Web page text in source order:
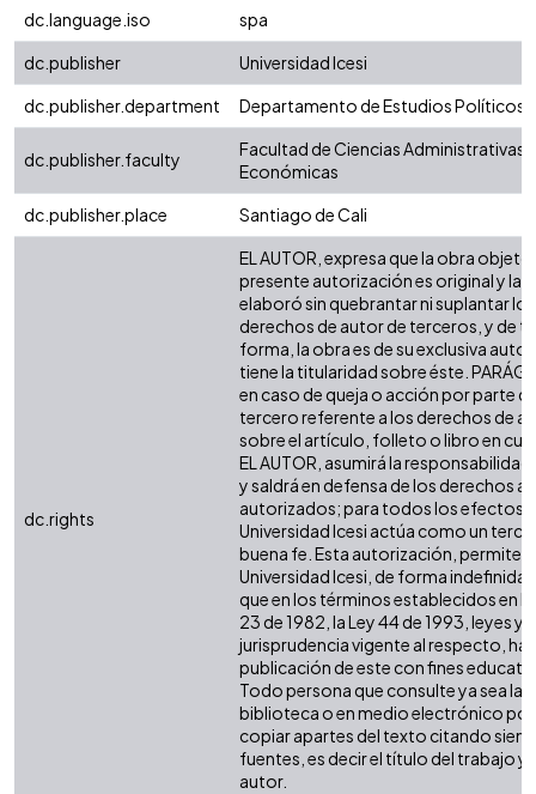
dc.language.iso
spa
dc.publisher
Universidad Icesi
dc.publisher.department
Departamento de Estudios Políticos
dc.publisher.faculty
Facultad de Ciencias Administrativas y
Económicas
dc.publisher.place
Santiago de Cali
dc.rights
EL AUTOR, expresa que la obra objeto
presente autorización es original y la
elaboró sin quebrantar ni suplantar los
derechos de autor de terceros, y de
forma, la obra es de su exclusiva
tiene la titularidad sobre éste.
en caso de queja o acción por parte
tercero referente a los derechos de
sobre el artículo, folleto o libro en
EL AUTOR, asumirá la
y saldrá en defensa de los derechos
autorizados; para todos los efectos,
Universidad Icesi actúa como un
buena fe. Esta autorización, permite a
Universidad Icesi, de forma indefinida,
que en los términos establecidos en la
23 de 1982, la Ley 44 de 1993, leyes y
jurisprudencia vigente al respecto,
publicación de este con fines
Todo persona que consulte ya sea la
biblioteca o en medio electrónico
copiar apartes del texto citando
fuentes, es decir el título del trabajo y
autor.